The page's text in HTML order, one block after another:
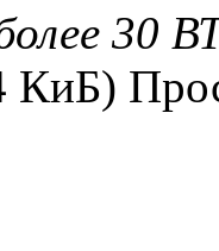
30
КиБ)